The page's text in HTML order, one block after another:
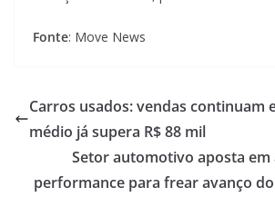
Fonte: Move News
Carros usados: vendas continuam
médio já supera R$ 88 mil
Setor automotivo aposta em
performance para frear avanço